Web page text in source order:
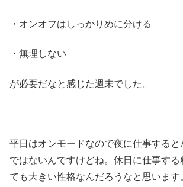
・オンオフはしっかりめに分ける
・無理しない
が必要だなと感じた週末でした。
平日はオンモードなので夜に仕事すると
ではないんですけどね。休日に仕事する
ても大きい性格なんだろうなと思います